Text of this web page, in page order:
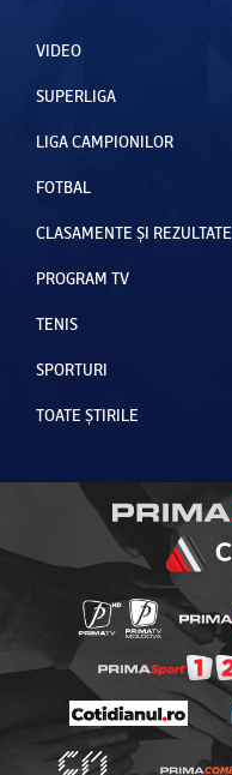
VIDEO
SUPERLIGA
LIGA CAMPIONILOR
FOTBAL
CLASAMENTE ȘI REZULTATE
PROGRAM TV
TENIS
SPORTURI
TOATE ȘTIRILE